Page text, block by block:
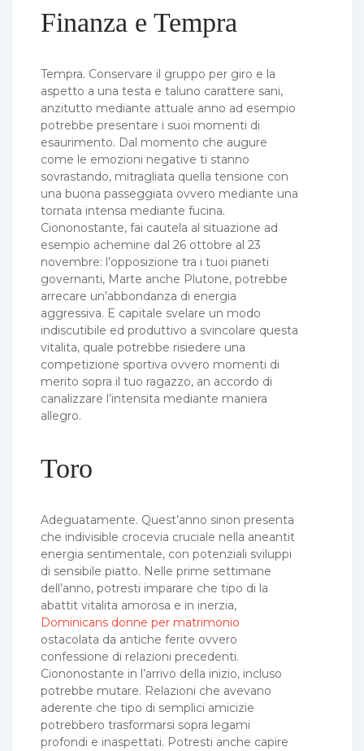
Finanza e Tempra
Tempra. Conservare il gruppo per giro e la
aspetto a una testa e taluno carattere sani,
anzitutto mediante attuale anno ad esempio
potrebbe presentare i suoi momenti di
esaurimento. Dal momento che augure
come le emozioni negative ti stanno
sovrastando, mitragliata quella tensione con
una buona passeggiata ovvero mediante una
tornata intensa mediante fucina.
Ciononostante, fai cautela al situazione ad
esempio achemine dal 26 ottobre al 23
novembre: l’opposizione tra i tuoi pianeti
governanti, Marte anche Plutone, potrebbe
arrecare un’abbondanza di energia
aggressiva. E capitale svelare un modo
indiscutibile ed produttivo a svincolare questa
vitalita, quale potrebbe risiedere una
competizione sportiva ovvero momenti di
merito sopra il tuo ragazzo, an accordo di
canalizzare l’intensita mediante maniera
allegro.
Toro
Adeguatamente. Quest’anno sinon presenta
che indivisible crocevia cruciale nella aneantit
energia sentimentale, con potenziali sviluppi
di sensibile piatto. Nelle prime settimane
dell’anno, potresti imparare che tipo di la
abattit vitalita amorosa e in inerzia,
Dominicans donne per matrimonio
ostacolata da antiche ferite ovvero
confessione di relazioni precedenti.
Ciononostante in l’arrivo della inizio, incluso
potrebbe mutare. Relazioni che avevano
aderente che tipo di semplici amicizie
potrebbero trasformarsi sopra legami
profondi e inaspettati. Potresti anche capire